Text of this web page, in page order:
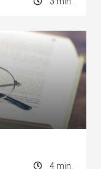
4 min.